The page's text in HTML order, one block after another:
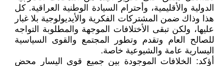
الدولية والأقليمية، وأحترام السيادة الوطنية العراقية. كل
هذا وذاك ضمن المشتركات الفكرية والأيديولوجية بلا غبار
عليها، ولكن تبقى الأختلافات الموجهة والمطلوبة التواجه
للصالح العام وتقدم وتطور المجتمع والقوى السياسية
اليسارية عامة والشيوعية خاصة.
أؤكد: الخلافات الموجودة بين جميع قوى اليسار محض